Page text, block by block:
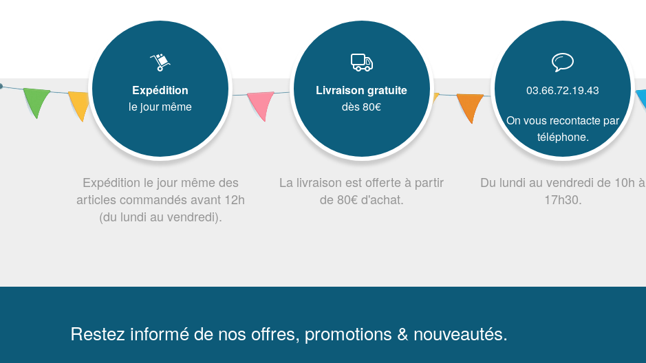
Expédition
le jour même
Expédition le jour même des
articles commandés avant 12h
(du lundi au vendredi).
Livraison gratuite
dès 80€
La livraison est offerte à partir
de 80€ d'achat.
03.66.72.19.43
On vous recontacte par
téléphone.
Du lundi au vendredi de 10h à
17h30.
Restez informé de nos offres, promotions & nouveautés.